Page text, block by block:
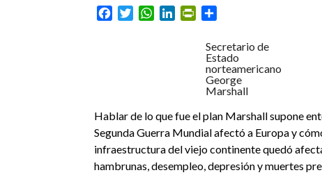
Facebook
TwitterWhatsApp
LinkedInPrintFriendly
Secretario de
Estado
norteamericano
George
Marshall
Hablar de lo que fue el plan Marshall supone
Segunda Guerra Mundial afectó a Europa y
infraestructura del viejo continente quedó
hambrunas, desempleo, depresión y muertes